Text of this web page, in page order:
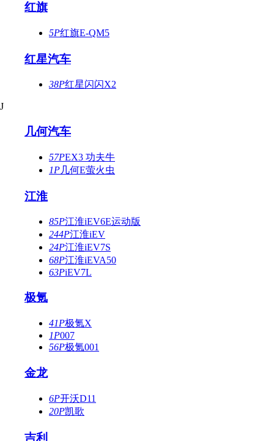
红旗
5P红旗E-QM5
红星汽车
38P红星闪闪X2
J
几何汽车
57PEX3 功夫牛
1P几何E萤火虫
江淮
85P江淮iEV6E运动版
244P江淮iEV
24P江淮iEV7S
68P江淮iEVA50
63PiEV7L
极氪
41P极氪X
1P007
56P极氪001
金龙
6P开沃D11
20P凯歌
吉利